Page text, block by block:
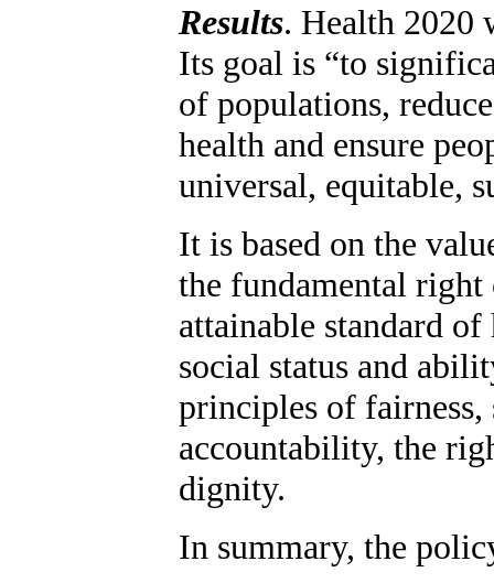
Results. Health 2020
Its goal is “to
of populations,
health and ensure
universal, equitable,
It is based on the
the fundamental
attainable standard
social status and
principles of
accountability, the
dignity.
In summary, the